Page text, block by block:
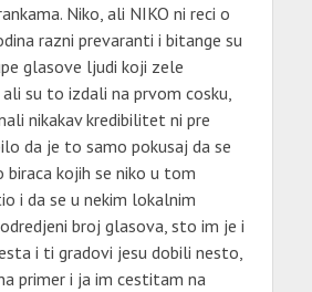
Niko, ali NIKO ni reci o
razni prevaranti i bitange su
glasove ljudi koji zele
su to izdali na prvom cosku,
nikakav kredibilitet ni pre
da je to samo pokusaj da se
biraca kojih se niko u tom
i da se u nekim lokalnim
broj glasova, sto im je i
i ti gradovi jesu dobili nesto,
primer i ja im cestitam na